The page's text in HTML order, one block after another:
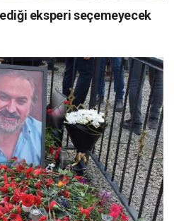
eksperi seçemeyecek